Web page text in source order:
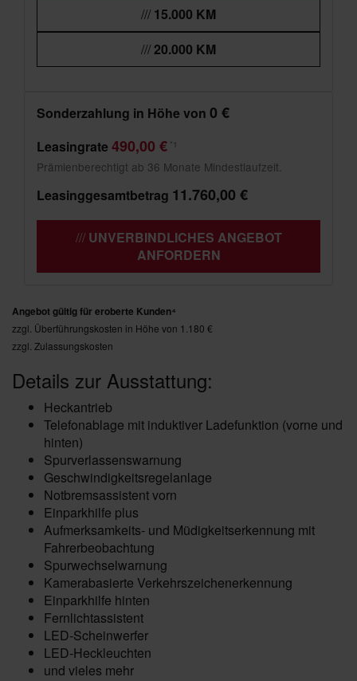
15.000 KM
20.000 KM
Sonderzahlung in Höhe von 0 €
Leasingrate 490,00 € *1
Prämienberechtigt ab 36 Monate Mindestlaufzeit.
Leasinggesamtbetrag 11.760,00 €
UNVERBINDLICHES ANGEBOT
ANFORDERN
Angebot gültig für eroberte Kunden⁴
zzgl. Überführungskosten in Höhe von 1.180 €
zzgl. Zulassungskosten
Details zur Ausstattung:
Heckantrieb
Telefonablage mit induktiver Ladefunktion (vorne und
hinten)
Spurverlassenswarnung
Geschwindigkeitsregelanlage
Notbremsassistent vorn
Einparkhilfe plus
Aufmerksamkeits- und Müdigkeitserkennung mit
Fahrerbeobachtung
Spurwechselwarnung
Kamerabasierte Verkehrszeichenerkennung
Einparkhilfe hinten
Fernlichtassistent
LED-Scheinwerfer
LED-Heckleuchten
und vieles mehr